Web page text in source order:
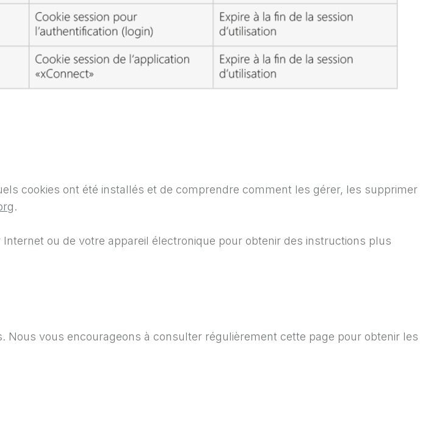
cookies ont été installés et de comprendre comment les gérer, les supprimer
.
ou de votre appareil électronique pour obtenir des instructions plus
Nous vous encourageons à consulter régulièrement cette page pour obtenir les